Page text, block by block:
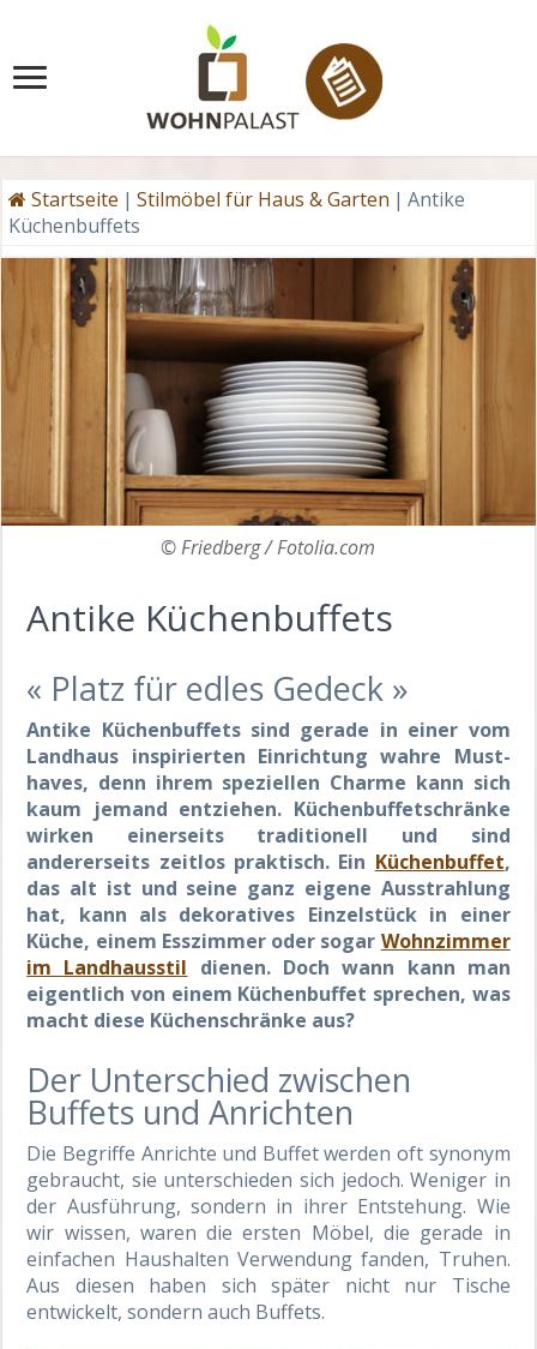
Startseite | Stilmöbel für Haus & Garten | Antike
Küchenbuffets
© Friedberg / Fotolia.com
Antike Küchenbuffets
« Platz für edles Gedeck »
Antike Küchenbuffets sind gerade in einer vom
Landhaus inspirierten Einrichtung wahre Must-
haves, denn ihrem speziellen Charme kann sich
kaum jemand entziehen. Küchenbuffetschränke
wirken einerseits traditionell und sind
andererseits zeitlos praktisch. Ein Küchenbuffet,
das alt ist und seine ganz eigene Ausstrahlung
hat, kann als dekoratives Einzelstück in einer
Küche, einem Esszimmer oder sogar Wohnzimmer
im Landhausstil dienen. Doch wann kann man
eigentlich von einem Küchenbuffet sprechen, was
macht diese Küchenschränke aus?
Der Unterschied zwischen
Buffets und Anrichten
Die Begriffe Anrichte und Buffet werden oft synonym
gebraucht, sie unterschieden sich jedoch. Weniger in
der Ausführung, sondern in ihrer Entstehung. Wie
wir wissen, waren die ersten Möbel, die gerade in
einfachen Haushalten Verwendung fanden, Truhen.
Aus diesen haben sich später nicht nur Tische
entwickelt, sondern auch Buffets.